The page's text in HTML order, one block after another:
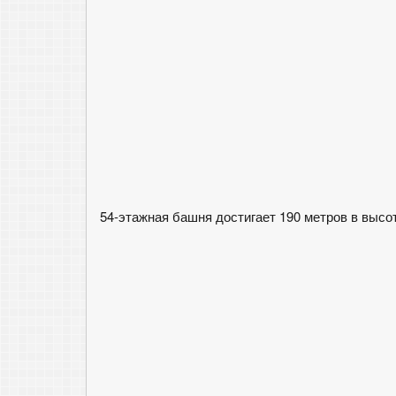
54-этажная башня достигает 190 метров в